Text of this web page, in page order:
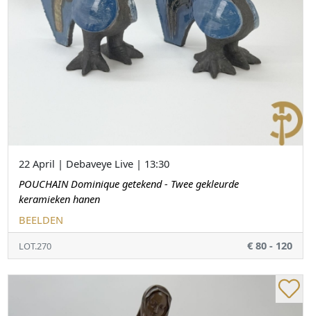
22 April | Debaveye Live | 13:30
POUCHAIN Dominique getekend - Twee gekleurde
keramieken hanen
BEELDEN
LOT.270 € 80 - 120